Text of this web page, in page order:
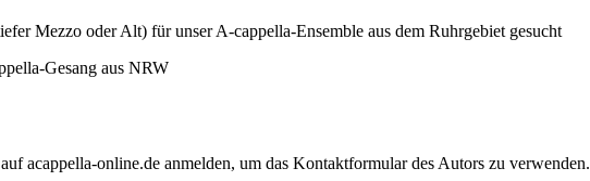
Mezzo oder Alt) für unser A-cappella-Ensemble aus dem Ruhrgebiet gesucht
acappella-online.de anmelden, um das Kontaktformular des Autors zu verwenden.